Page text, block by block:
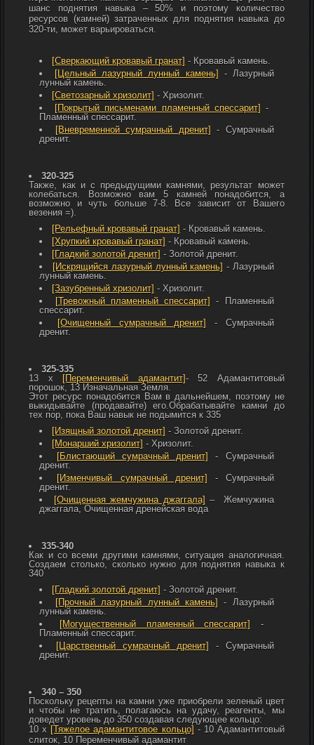
шанс поднятия навыка – 50% и поэтому количество
ресурсов (камней) затраченных для поднятия навыка до
320-ти, может варьироваться.
[Сверкающий кровавый гранат] - Кровавый камень.
[Цельный лазурный лунный камень]
- Лазурный
лунный камень.
[Светозарный хризолит] -Хризолит.
[Покрытый письменами пламенный спессарит] -
Пламенный спессарит.
[Вневременной сумрачный дренит]
- Сумрачный
дренит.
320-325
Также, как и с предыдущими камнями, результат может
колебаться. Возможно вам 5 камней понадобится, а
возможно и чуть больше 7-8. Все зависит от Вашего
везения =).
[Рельефный кровавый гранат] - Кровавый камень.
[Хрупкий кровавый гранат] - Кровавый камень.
[Гладкий золотой дренит] -Золотой дренит.
[Искрящийся лазурный лунный камень] - Лазурный
лунный камень.
[Зазубренный хризолит] -Хризолит.
[Тревожный пламенный спессарит]
-
Пламенный
спессарит.
[Очищенный сумрачный дренит]
- Сумрачный
дренит.
325-335
13 х
[Переменчивый адамантит]- 52 Адамантитовый
порошок, 13 Изначальная Земля.
Этот ресурс понадобится Вам в дальнейшем, поэтому не
выкидывайте (продавайте) его.Обрабатывайте камни до
тех пор, пока Ваш навык не подымится к 335
[Изящный золотой дренит] -Золотой дренит.
[Монарший хризолит] -Хризолит.
[Блистающий сумрачный дренит]
- Сумрачный
дренит.
[Изменчивый сумрачный дренит]
- Сумрачный
дренит.
[Очищенная жемчужина джаггала] –
Жемчужина
джаггала,Очищенная дренейская вода
335-340
Как и со всеми другими камнями, ситуация аналогичная.
Создаем столько, сколько нужно для поднятия навыка к
340
[Гладкий золотой дренит] -Золотой дренит.
[Прочный лазурный лунный камень]
- Лазурный
лунный камень.
[Могущественный пламенный спессарит]
-
Пламенный спессарит.
[Царственный сумрачный дренит]
- Сумрачный
дренит.
340 – 350
Поскольку рецепты на камни уже приобрели зеленый цвет
и чтобы не тратить, полагаюсь на удачу, реагенты, мы
доведет уровень до 350 создавая следующее кольцо:
10 x [Тяжелое адамантитовое кольцо] - 10 Адамантитовый
слиток, 10 Переменчивый адамантит